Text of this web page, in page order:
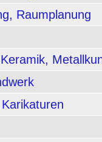
Raumplanung